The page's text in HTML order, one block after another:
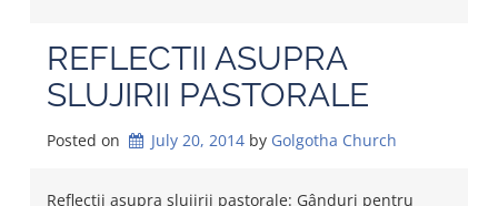
REFLECTII ASUPRA
SLUJIRII PASTORALE
Posted on July 20, 2014 by Golgotha Church
Reflecții asupra slujirii pastorale: Gânduri pentru